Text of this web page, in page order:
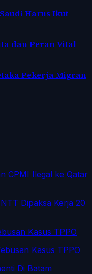
Harus Ikut
dan Peran Vital
Pekerja Migran
CPMI Ilegal ke Qatar
Dipaksa Kerja 20
Kasus TPPO
Kasus TPPO
Di Batam